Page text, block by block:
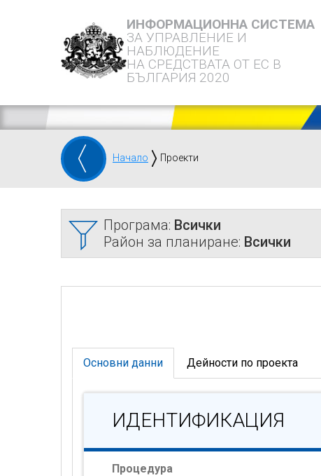
ИНФОРМАЦИОННА СИСТЕМА
ЗА УПРАВЛЕНИЕ И
НАБЛЮДЕНИЕ
НА СРЕДСТВАТА ОТ ЕС В
БЪЛГАРИЯ 2020
Начало Проекти
Програма: Всички
Район за планиране: Всички
Основни данни Дейности по проекта
ИДЕНТИФИКАЦИЯ
Процедура